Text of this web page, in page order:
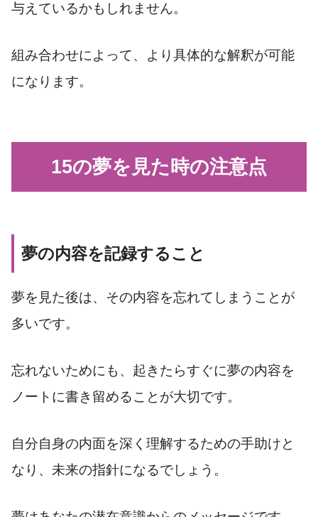
与えているかもしれません。
組み合わせによって、より具体的な解釈が可能
になります。
15の夢を見た時の注意点
夢の内容を記録すること
夢を見た後は、その内容を忘れてしまうことが
多いです。
忘れないためにも、起きたらすぐに夢の内容を
ノートに書き留めることが大切です。
自分自身の内面を深く理解するための手助けと
なり、未来の指針になるでしょう。